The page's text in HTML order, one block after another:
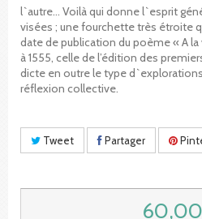
l`autre... Voilà qui donne l`esprit
visées ; une fourchette très étroite
date de publication du poème « A la
à 1555, celle de l’édition des
dicte en outre le type
réflexion collective.
Tweet Partager